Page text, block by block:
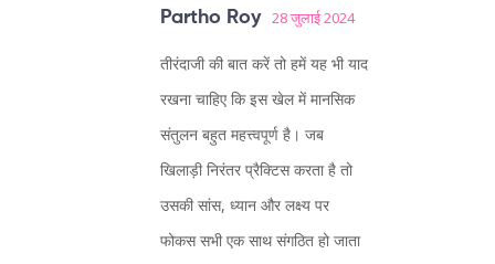
Partho Roy 28 जुलाई 2024
तीरंदाजी की बात करें तो हमें यह भी याद
रखना चाहिए कि इस खेल में मानसिक
संतुलन बहुत महत्त्वपूर्ण है। जब
खिलाड़ी निरंतर प्रैक्टिस करता है तो
उसकी सांस, ध्यान और लक्ष्य पर
फोकस सभी एक साथ संगठित हो जाता